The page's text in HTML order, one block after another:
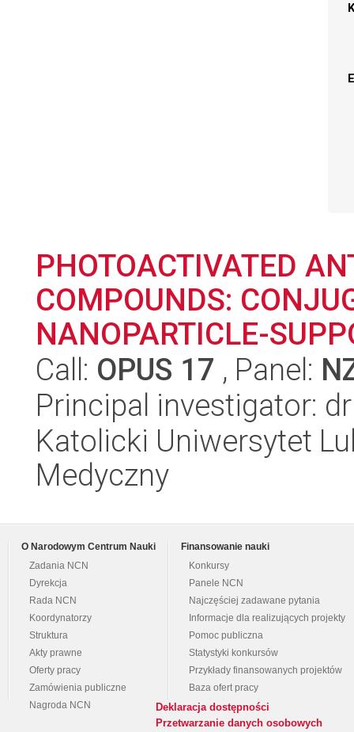
PHOTOACTIVATED
COMPOUNDS:
NANOPARTICLE-
Call: OPUS 17 , Panel:
Principal investigator:
Katolicki Uniwersytet
Medyczny
O Narodowym Centrum Nauki
Zadania NCN
Dyrekcja
Rada NCN
Koordynatorzy
Struktura
Akty prawne
Oferty pracy
Zamówienia publiczne
Nagroda NCN
Finansowanie nauki
Konkursy
Panele NCN
Najczęściej zadawane pytania
Informacje dla realizujących projekty
Pomoc publiczna
Statystyki konkursów
Przykłady finansowanych projektów
Baza ofert pracy
Deklaracja dostępności
Przetwarzanie danych osobowych